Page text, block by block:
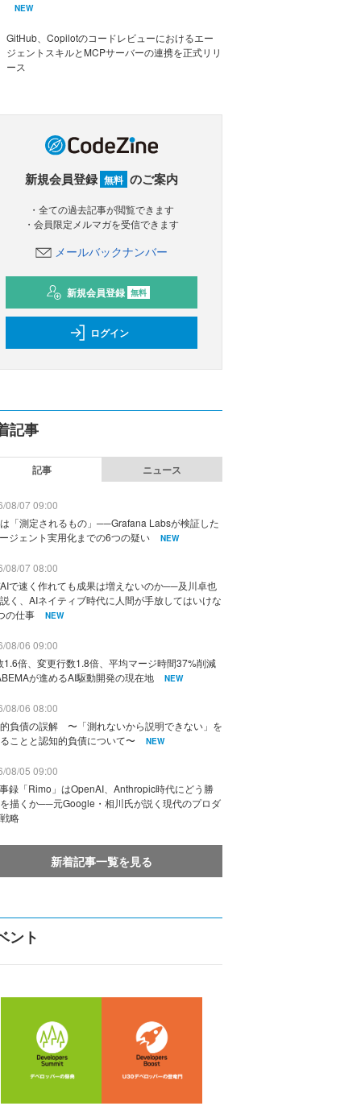
NEW
GitHub、Copilotのコードレビューにおけるエー
ジェントスキルとMCPサーバーの連携を正式リリ
ース
新規会員登録 無料 のご案内
・全ての過去記事が閲覧できます
・会員限定メルマガを受信できます
メールバックナンバー
新規会員登録 無料
ログイン
記事
記事 ニュース
08/07 09:00
「測定されるもの」──Grafana Labsが検証した
ジェント実用化までの6つの疑い
NEW
08/07 08:00
で速く作れても成果は増えないのか──及川卓也
く、AIネイティブ時代に人間が手放してはいけな
の仕事
NEW
08/06 09:00
1.6倍、変更行数1.8倍、平均マージ時間37%削減
が進めるAI駆動開発の現在地
NEW
08/06 08:00
負債の誤解 〜「測れないから説明できない」を
ことと認知的負債について〜
NEW
08/05 09:00
録「Rimo」はOpenAI、Anthropic時代にどう勝
描くか──元Google・相川氏が説く現代のプロダ
略
新着記事一覧を見る
ント